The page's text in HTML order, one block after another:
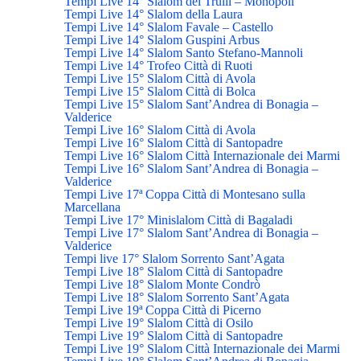
Tempi Live 14° Slalom della Laura
Tempi Live 14° Slalom Favale – Castello
Tempi Live 14° Slalom Guspini Arbus
Tempi Live 14° Slalom Santo Stefano-Mannoli
Tempi Live 14° Trofeo Città di Ruoti
Tempi Live 15° Slalom Città di Avola
Tempi Live 15° Slalom Città di Bolca
Tempi Live 15° Slalom Sant’Andrea di Bonagia –
Valderice
Tempi Live 16° Slalom Città di Avola
Tempi Live 16° Slalom Città di Santopadre
Tempi Live 16° Slalom Città Internazionale dei Marmi
Tempi Live 16° Slalom Sant’Andrea di Bonagia –
Valderice
Tempi Live 17ª Coppa Città di Montesano sulla
Marcellana
Tempi Live 17° Minislalom Città di Bagaladi
Tempi Live 17° Slalom Sant’Andrea di Bonagia –
Valderice
Tempi live 17° Slalom Sorrento Sant’Agata
Tempi Live 18° Slalom Città di Santopadre
Tempi Live 18° Slalom Monte Condrò
Tempi Live 18° Slalom Sorrento Sant’Agata
Tempi Live 19ª Coppa Città di Picerno
Tempi Live 19° Slalom Città di Osilo
Tempi Live 19° Slalom Città di Santopadre
Tempi Live 19° Slalom Città Internazionale dei Marmi